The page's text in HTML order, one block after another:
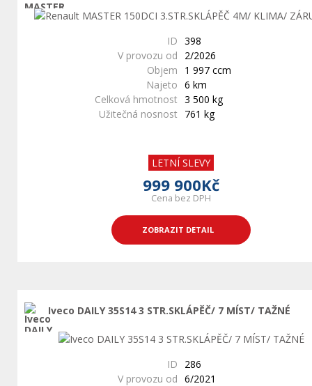
ID 398
V provozu od
2/2026
Objem
1 997 ccm
Najeto 6 km
Celková hmotnost 3 500 kg
Užitečná nosnost
761 kg
LETNÍ SLEVY
999 900Kč
Cena bez DPH
ZOBRAZIT DETAIL
Iveco DAILY 35S14 3 STR.SKLÁPĚČ/ 7 MÍST/ TAŽNÉ
ID
286
V provozu od 6/2021